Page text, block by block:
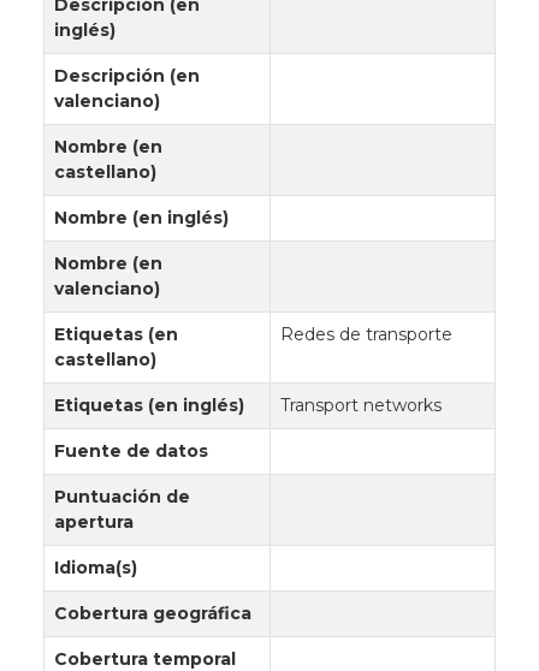
Descripción (en
inglés)
Descripción (en
valenciano)
Nombre (en
castellano)
Nombre (en inglés)
Nombre (en
valenciano)
Etiquetas (en
castellano)
Redes de transporte
Etiquetas (en inglés) Transport networks
Fuente de datos
Puntuación de
apertura
Idioma(s)
Cobertura geográfica
Cobertura temporal